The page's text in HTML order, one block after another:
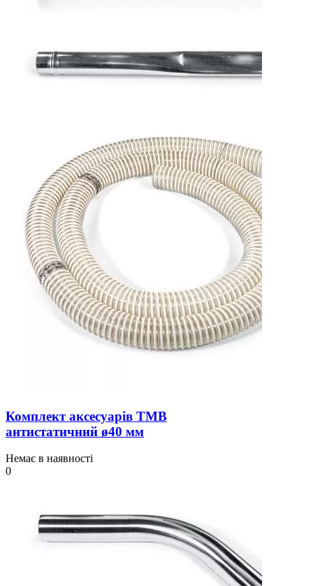
Комплект аксесуарів TMB
антистатичний ø40 мм
Немає в наявності
0